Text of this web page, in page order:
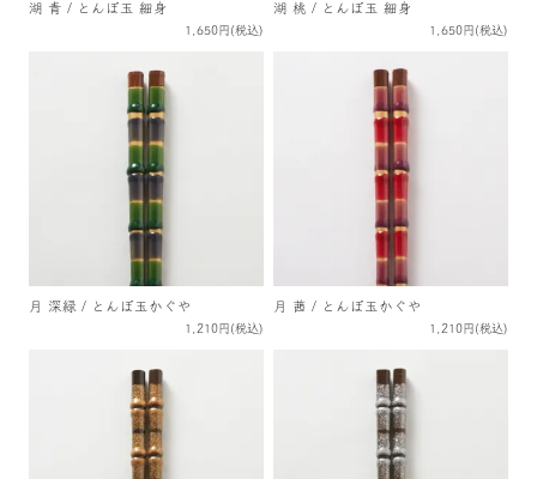
湖 青 / とんぼ玉 細身
1,650円(税込)
湖 桃 / とんぼ玉 細身
1,650円(税込)
月 深緑 / とんぼ玉かぐや
1,210円(税込)
月 茜 / とんぼ玉かぐや
1,210円(税込)